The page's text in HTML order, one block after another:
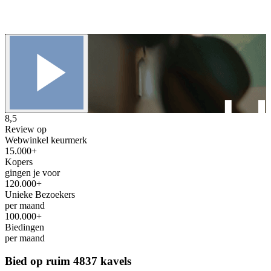
8,5
Review op
Webwinkel keurmerk
15.000+
Kopers
gingen je voor
120.000+
Unieke Bezoekers
per maand
100.000+
Biedingen
per maand
Bied op ruim 4837 kavels